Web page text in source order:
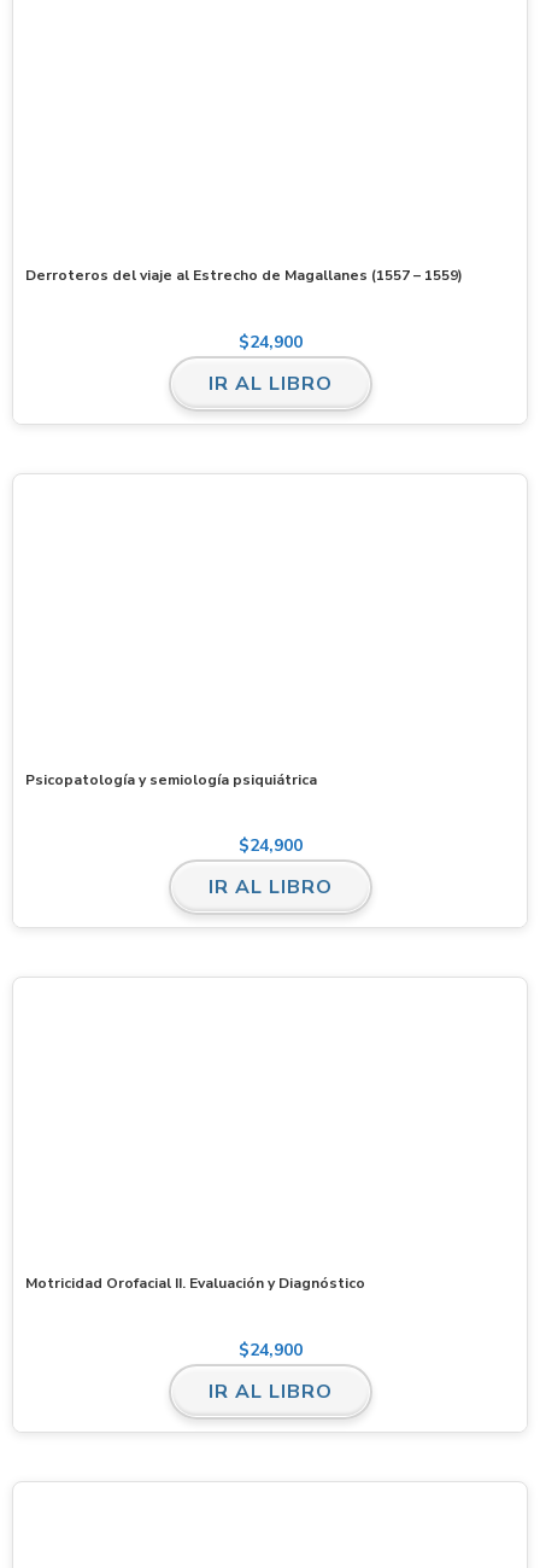
Derroteros del viaje al Estrecho de Magallanes (1557 – 1559)
$24,900
IR AL LIBRO
Psicopatología y semiología psiquiátrica
$24,900
IR AL LIBRO
Motricidad Orofacial II. Evaluación y Diagnóstico
$24,900
IR AL LIBRO